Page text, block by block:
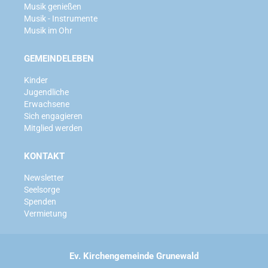
Musik genießen
Musik - Instrumente
Musik im Ohr
GEMEINDELEBEN
Kinder
Jugendliche
Erwachsene
Sich engagieren
Mitglied werden
KONTAKT
Newsletter
Seelsorge
Spenden
Vermietung
Ev. Kirchengemeinde Grunewald